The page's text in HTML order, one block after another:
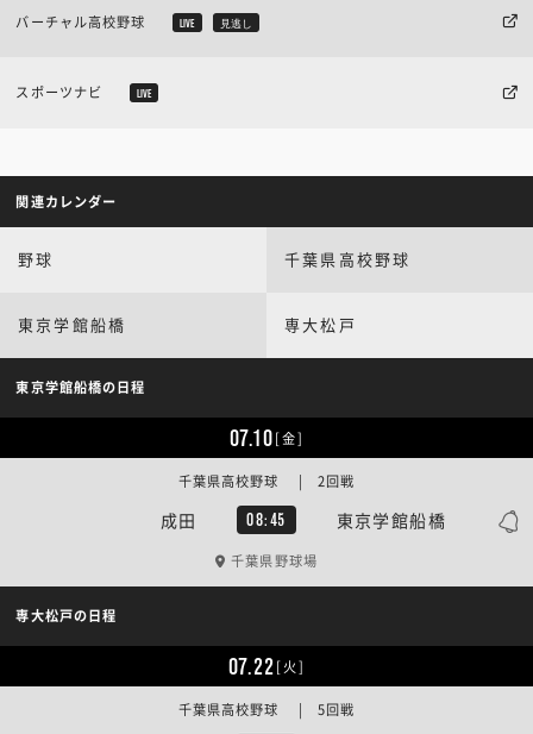
バーチャル高校野球 LIVE 見逃し
スポーツナビ LIVE
関連カレンダー
野球 千葉県高校野球
東京学館船橋 専大松戸
東京学館船橋の日程
07.10[金]
成田 08:45 東京学館船橋
千葉県高校野球 | 2回戦
千葉県野球場
専大松戸の日程
07.22[火]
千葉県高校野球 | 5回戦